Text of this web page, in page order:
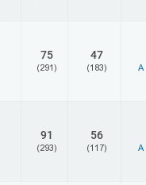
75
(291)
47
(183) A
91
(293)
56
(117) A